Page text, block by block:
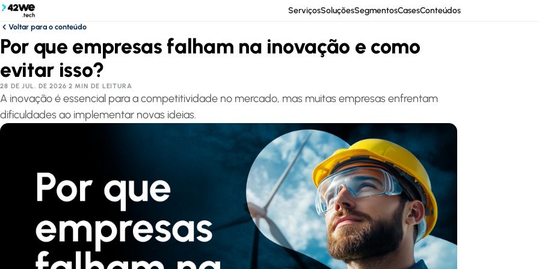
ServiçosSoluçõesSegmentosCasesConteúdos
Voltar para o conteúdo
Por que empresas falham na inovação e como
evitar isso?
28 DE JUL. DE 2026 2 MIN DE LEITURA
A inovação é essencial para a competitividade no mercado, mas muitas empresas enfrentam
dificuldades ao implementar novas ideias.